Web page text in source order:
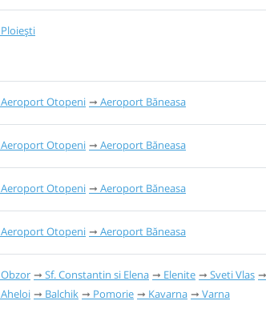
Ploiești
Aeroport Otopeni Aeroport Băneasa
Aeroport Otopeni Aeroport Băneasa
Aeroport Otopeni Aeroport Băneasa
Aeroport Otopeni Aeroport Băneasa
Obzor Sf. Constantin si Elena Elenite Sveti Vlas
Aheloi
Balchik Pomorie Kavarna Varna